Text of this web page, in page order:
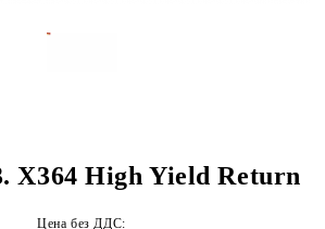
X364 High Yield Return
Цена без ДДС: